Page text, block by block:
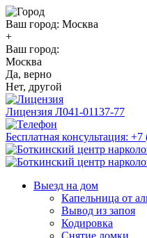
Ваш город: Москва
+
Ваш город:
Москва
Да, верно
Нет, другой
Лицензия Л041-01137-77
Бесплатная консультация: +7
Выезд на дом
Капельница от
Вывод из запоя
Кодировка
Снятие ломки